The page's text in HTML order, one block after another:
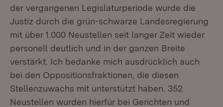
der vergangenen Legislaturperiode wurde die
Justiz durch die grün-schwarze Landesregierung
mit über 1.000 Neustellen seit langer Zeit wieder
personell deutlich und in der ganzen Breite
verstärkt. Ich bedanke mich ausdrücklich auch
bei den Oppositionsfraktionen, die diesen
Stellenzuwachs mit unterstützt haben. 352
Neustellen wurden hierfür bei Gerichten und